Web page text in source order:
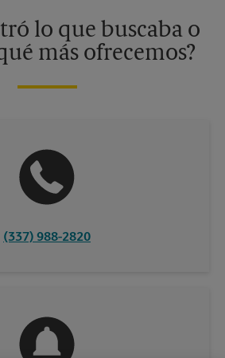
lo que buscaba o
más ofrecemos?
(337) 988-2820